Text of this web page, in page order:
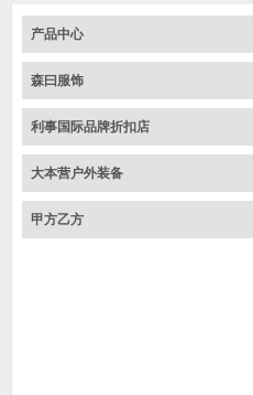
产品中心
森曰服饰
利事国际品牌折扣店
大本营户外装备
甲方乙方